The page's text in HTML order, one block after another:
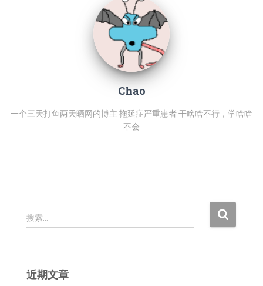
Chao
一个三天打鱼两天晒网的博主 拖延症严重患者 干啥啥不行，学啥啥
不会
搜
索
搜索…
近期文章